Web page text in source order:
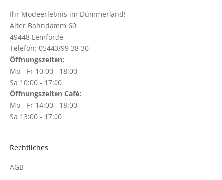
Ihr Modeerlebnis im Dümmerland!
Alter Bahndamm 60
49448 Lemförde
Telefon: 05443/99 38 30
Öffnungszeiten:
Mo - Fr 10:00 - 18:00
Sa 10:00 - 17:00
Öffnungszeiten Café:
Mo - Fr 14:00 - 18:00
Sa 13:00 - 17:00
Rechtliches
AGB